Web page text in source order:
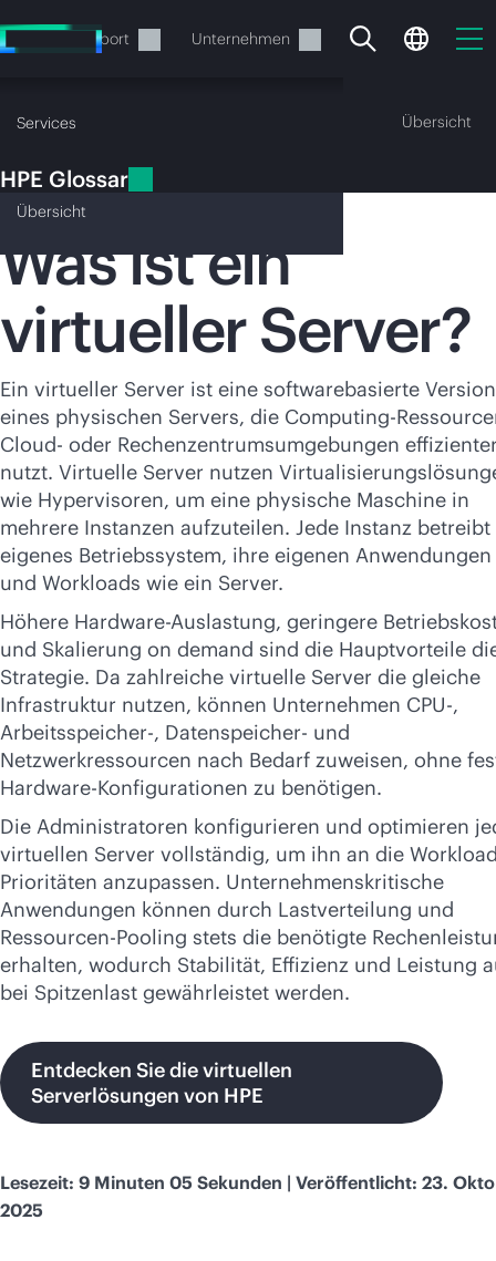
Hauptinhalt
wechseln
Support Unternehmen
Services
Ihr Warenkorb ist aktuell
leer
Besuchen Sie den HPE Store zum Stöbern,
Konfigurieren und Bestellen.
Jetzt kaufen
HPE Glossar Übersicht
Übersicht
HPE Glossar
Virtueller Server
Was ist ein
virtueller Server?
Ein virtueller Server ist eine softwarebasierte Version
eines physischen Servers, die Computing-
Cloud- oder Rechenzentrumsumgebungen
nutzt. Virtuelle Server nutzen
wie Hypervisoren, um eine physische Maschine in
mehrere Instanzen aufzuteilen. Jede Instanz
eigenes Betriebssystem, ihre eigenen Anwendungen
und Workloads wie ein Server.
Höhere Hardware-Auslastung, geringere
und Skalierung on demand sind die Hauptvorteile
Strategie. Da zahlreiche virtuelle Server die gleiche
Infrastruktur nutzen, können Unternehmen CPU-,
Arbeitsspeicher-, Datenspeicher- und
Netzwerkressourcen nach Bedarf zuweisen, ohne
Hardware-Konfigurationen zu benötigen.
Die Administratoren konfigurieren und optimieren
virtuellen Server vollständig, um ihn an die
Prioritäten anzupassen. Unternehmenskritische
Anwendungen können durch Lastverteilung und
Ressourcen-Pooling stets die benötigte
erhalten, wodurch Stabilität, Effizienz und Leistung
bei Spitzenlast gewährleistet werden.
Entdecken Sie die virtuellen
Serverlösungen von HPE
Lesezeit: 9 Minuten 05 Sekunden | Veröffentlicht: 23.
2025